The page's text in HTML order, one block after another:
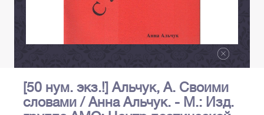
[50 нум. экз.!] Альчук, А. Своими
словами / Анна Альчук. - М.: Изд.